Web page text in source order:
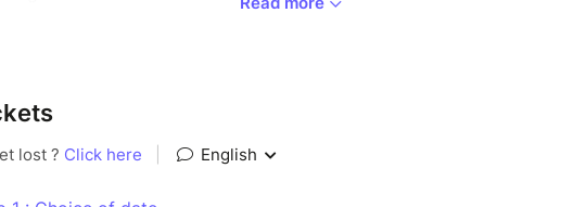
sa mère ? Peut-être.
après, et devant l'insistance de son entourage lors d'un repas de